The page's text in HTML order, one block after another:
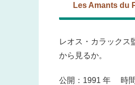
Les Amants du
レオス・カラックス
から見るか。
公開：1991 年